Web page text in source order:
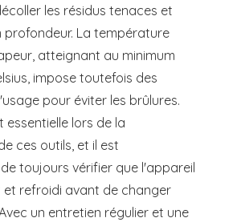
les résidus tenaces et
profondeur. La température
atteignant au minimum
impose toutefois des
pour éviter les brûlures.
essentielle lors de la
ces outils, et il est
toujours vérifier que l'appareil
et refroidi avant de changer
un entretien régulier et une